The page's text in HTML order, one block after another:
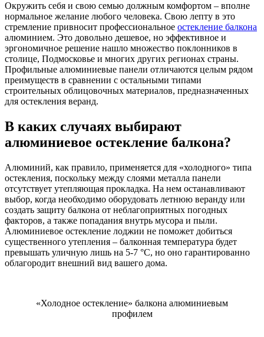
Окружить себя и свою семью должным комфортом – вполне
нормальное желание любого человека. Свою лепту в это
стремление привносит профессиональное остекление балкона
алюминием. Это довольно дешевое, но эффективное и
эргономичное решение нашло множество поклонников в
столице, Подмосковье и многих других регионах страны.
Профильные алюминиевые панели отличаются целым рядом
преимуществ в сравнении с остальными типами
строительных облицовочных материалов, предназначенных
для остекления веранд.
В каких случаях выбирают
алюминиевое остекление балкона?
Алюминий, как правило, применяется для «холодного» типа
остекления, поскольку между слоями металла панели
отсутствует утепляющая прокладка. На нем останавливают
выбор, когда необходимо оборудовать летнюю веранду или
создать защиту балкона от неблагоприятных погодных
факторов, а также попадания внутрь мусора и пыли.
Алюминиевое остекление лоджии не поможет добиться
существенного утепления – балконная температура будет
превышать уличную лишь на 5-7 °C, но оно гарантированно
облагородит внешний вид вашего дома.
«Холодное остекление» балкона алюминиевым
профилем